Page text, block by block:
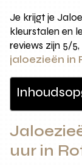
Je krijgt je
kleurstalen en
reviews zijn 5/5,
jaloezieën in
uur in